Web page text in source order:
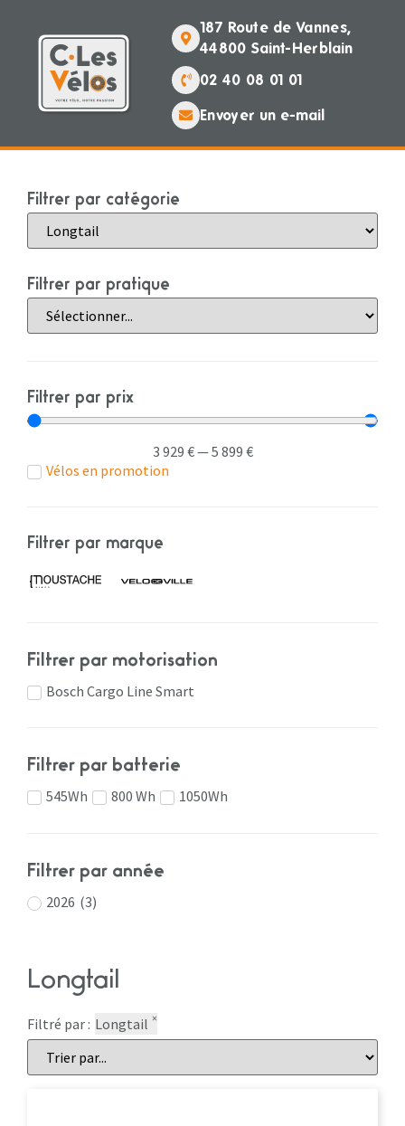
187 Route de Vannes,
44800 Saint-Herblain
02 40 08 01 01
Envoyer un e-mail
Filtrer par catégorie
Filtrer par pratique
Filtrer par prix
3 929 €—5 899 €
Vélos en promotion
Filtrer par marque
Filtrer par motorisation
Bosch Cargo Line Smart
Filtrer par batterie
545Wh 800 Wh 1050Wh
Filtrer par année
2026 (3)
Longtail
Filtré par : Longtail ×